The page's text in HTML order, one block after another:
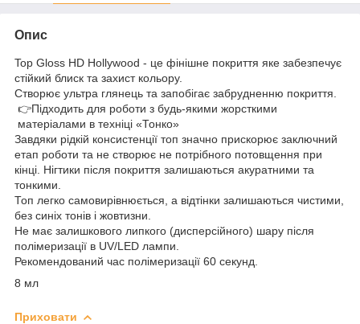
Опис
Top Gloss HD Hollywood - це фінішне покриття яке забезпечує
стійкий блиск та захист кольору.
Створює ультра глянець та запобігає забрудненню покриття.
👉Підходить для роботи з будь-якими жорсткими
матеріалами в техніці «Тонко»
Завдяки рідкій консистенції топ значно прискорює заключний
етап роботи та не створює не потрібного потовщення при
кінці. Нігтики після покриття залишаються акуратними та
тонкими.
Топ легко самовирівнюється, а відтінки залишаються чистими,
без синіх тонів і жовтизни.
Не має залишкового липкого (дисперсійного) шару після
полімеризації в UV/LED лампи.
Рекомендований час полімеризації 60 секунд.
8 мл
Приховати